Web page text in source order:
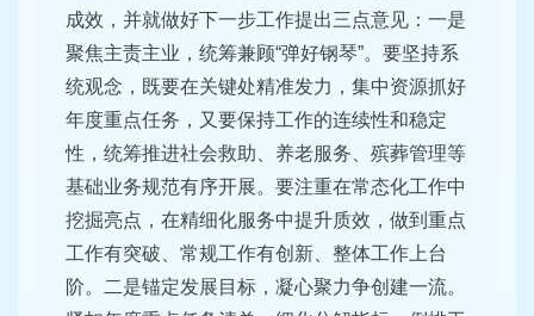
成效，并就做好下一步工作提出三点意见：一是
聚焦主责主业，统筹兼顾“弹好钢琴”。要坚持系
统观念，既要在关键处精准发力，集中资源抓好
年度重点任务，又要保持工作的连续性和稳定
性，统筹推进社会救助、养老服务、殡葬管理等
基础业务规范有序开展。要注重在常态化工作中
挖掘亮点，在精细化服务中提升质效，做到重点
工作有突破、常规工作有创新、整体工作上台
阶。二是锚定发展目标，凝心聚力争创建一流。